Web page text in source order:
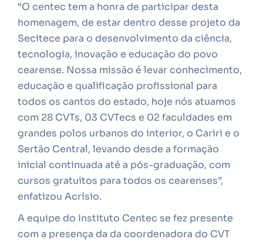
“O centec tem a honra de participar desta
homenagem, de estar dentro desse projeto da
Secitece para o desenvolvimento da ciência,
tecnologia, inovação e educação do povo
cearense. Nossa missão é levar conhecimento,
educação e qualificação profissional para
todos os cantos do estado, hoje nós atuamos
com 28 CVTs, 03 CVTecs e 02 faculdades em
grandes polos urbanos do interior, o Cariri e o
Sertão Central, levando desde a formação
inicial continuada até a pós-graduação, com
cursos gratuitos para todos os cearenses”,
enfatizou Acrísio.
A equipe do Instituto Centec se fez presente
com a presença da da coordenadora do CVT